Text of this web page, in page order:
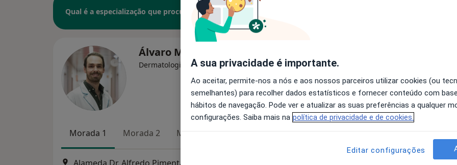
Qual é a especialização que procura?
Álvaro Machado
Dermatologista
Morada 1 Morada 2 Morada 3
7 Ago
O agendamento online não está
disponível
A sua privacidade é importante.
Ao aceitar, permite-nos a nós e aos nossos parceiros utilizar cookies (ou
semelhantes) para recolher dados estatísticos e fornecer conteúdo com
hábitos de navegação. Pode ver e atualizar as suas preferências a qualquer
configurações. Saiba mais na política de privacidade e de cookies.
Editar configurações